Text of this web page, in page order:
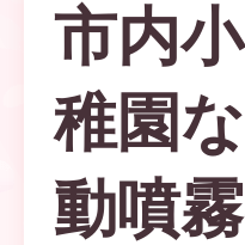
市内
稚園
動噴